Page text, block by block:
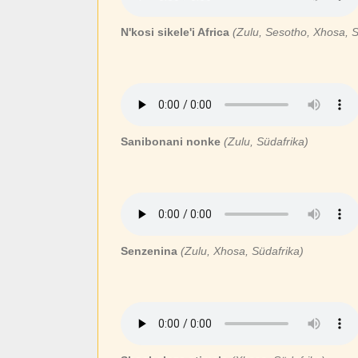
N'kosi sikele'i Africa (Zulu, Sesotho, Xhosa,
Sanibonani nonke (Zulu, Südafrika)
Senzenina (Zulu, Xhosa, Südafrika)